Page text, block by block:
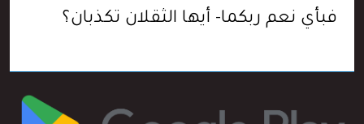
فبأي نعم ربكما- أيها الثقلان تكذبان؟